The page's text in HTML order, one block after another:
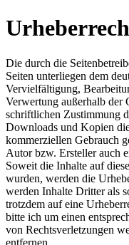
Die durch die
Seiten unterliegen dem
Vervielfältigung,
Verwertung außerhalb der
schriftlichen Zustimmung
Downloads und Kopien
kommerziellen Gebrauch
Autor bzw. Ersteller auch
Soweit die Inhalte auf
wurden, werden die
werden Inhalte Dritter als
trotzdem auf eine
bitte ich um einen
von Rechtsverletzungen
entfernen.